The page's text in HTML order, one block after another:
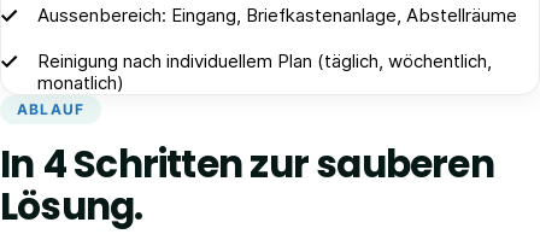
Aussenbereich: Eingang, Briefkastenanlage, Abstellräume
Reinigung nach individuellem Plan (täglich, wöchentlich,
monatlich)
ABLAUF
In 4 Schritten zur sauberen
Lösung.